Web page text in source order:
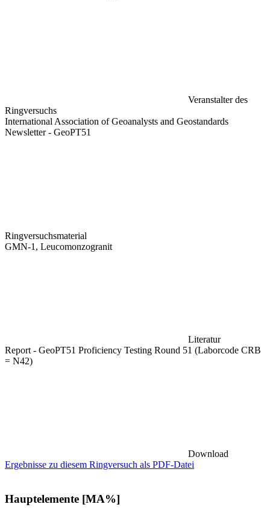
Veranstalter des
Ringversuchs
International Association of Geoanalysts and Geostandards
Newsletter - GeoPT51
Ringversuchsmaterial
GMN-1, Leucomonzogranit
Literatur
Report - GeoPT51 Proficiency Testing Round 51 (Laborcode CRB
= N42)
Download
Ergebnisse zu diesem Ringversuch als PDF-Datei
Hauptelemente [MA%]